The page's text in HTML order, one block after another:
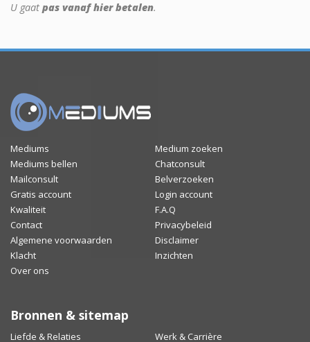
U gaat pas vanaf hier betalen.
Mediums
Medium zoeken
Mediums bellen
Chatconsult
Mailconsult
Belverzoeken
Gratis account
Login account
Kwaliteit
F.A.Q
Contact
Privacybeleid
Algemene voorwaarden
Disclaimer
Klacht
Inzichten
Over ons
Bronnen & sitemap
Liefde & Relaties Werk & Carrière